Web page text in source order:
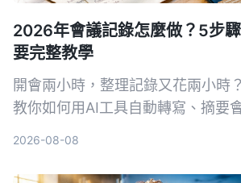
2026年會議記錄怎麼做？5步
要完整教學
開會兩小時，整理記錄又花兩小時
教你如何用AI工具自動轉寫、摘要
2026-08-08